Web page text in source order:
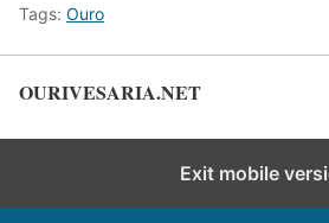
Tags: Ouro
OURIVESARIA.NET
Exit mobile